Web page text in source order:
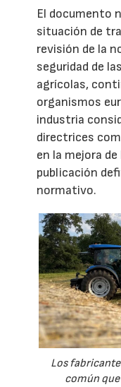
El documento
situación de
revisión de la
seguridad de
agrícolas,
organismos
industria
directrices
en la mejora
publicación
normativo.
Los
común